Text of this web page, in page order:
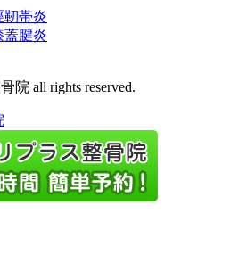
靭帯炎
蓋腱炎
院 all rights reserved.